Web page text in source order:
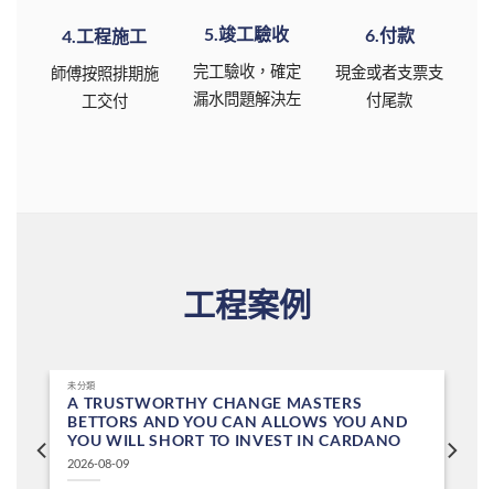
4.工程施工
師傅按照排期施
工交付
5.竣工驗收
完工驗收，確定
漏水問題解決左
6.付款
現金或者支票支
付尾款
工程案例
未分類
A TRUSTWORTHY CHANGE MASTERS
BETTORS AND YOU CAN ALLOWS YOU AND
YOU WILL SHORT TO INVEST IN CARDANO
2026-08-09